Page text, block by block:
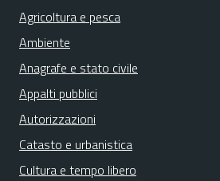
Agricoltura e pesca
Ambiente
Anagrafe e stato civile
Appalti pubblici
Autorizzazioni
Catasto e urbanistica
Cultura e tempo libero